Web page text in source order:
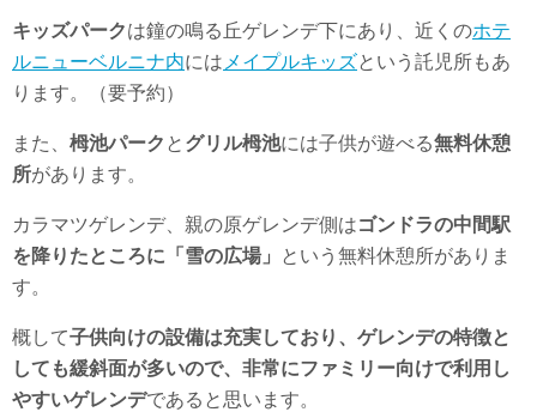
キッズパークは鐘の鳴る丘ゲレンデ下にあり、近くのホテ
ルニューベルニナ内には メイプルキッズという託児所もあ
ります。（要予約）
また、 栂池パーク と グリル栂池には子供が遊べる無料休憩
所があります。
カラマツゲレンデ、親の原ゲレンデ側はゴンドラの中間駅
を降りたところに「雪の広場」
という無料休憩所がありま
す。
概して子供向けの設備は充実しており、ゲレンデの特徴と
しても緩斜面が多いので、非常にファミリー向けで利用し
やすいゲレンデであると思います。